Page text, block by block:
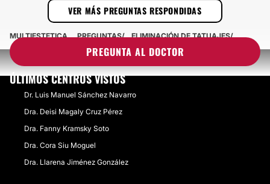
VER MÁS PREGUNTAS RESPONDIDAS
PREGUNTA AL DOCTOR
MULTIESTETICA PREGUNTAS ELIMINACIÓN DE TATUAJES
ÚLTIMOS CENTROS VISTOS
Dr. Luis Manuel Sánchez Navarro
Dra. Deisi Magaly Cruz Pérez
Dra. Fanny Kramsky Soto
Dra. Cora Siu Moguel
Dra. Llarena Jiménez González